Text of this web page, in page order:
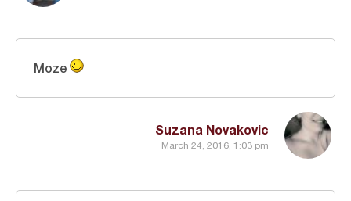
Suzana Novakovic
March 24, 2016, 1:03 pm
Moze